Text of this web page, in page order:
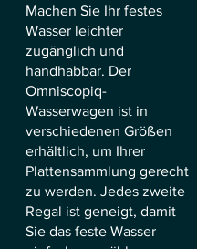
Machen Sie Ihr festes
Wasser leichter
zugänglich und
handhabbar. Der
Omniscopiq-
Wasserwagen ist in
verschiedenen Größen
erhältlich, um Ihrer
Plattensammlung gerecht
zu werden. Jedes zweite
Regal ist geneigt, damit
Sie das feste Wasser